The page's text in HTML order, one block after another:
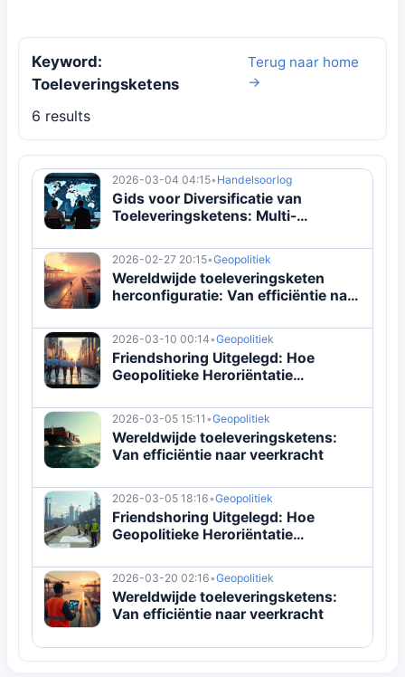
Keyword:
Toeleveringsketens
Terug naar home
→
6 results
2026-03-04 04:15• Handelsoorlog
Gids voor Diversificatie van
Toeleveringsketens: Multi-
2026-02-27 20:15•Geopolitiek
Wereldwijde toeleveringsketen
herconfiguratie: Van efficiëntie naar
2026-03-10 00:14•Geopolitiek
Friendshoring Uitgelegd: Hoe
Geopolitieke Heroriëntatie
2026-03-05 15:11 •Geopolitiek
Wereldwijde toeleveringsketens:
Van efficiëntie naar veerkracht
2026-03-05 18:16•Geopolitiek
Friendshoring Uitgelegd: Hoe
Geopolitieke Heroriëntatie
Vormgeeft
2026-03-20 02:16•Geopolitiek
Wereldwijde toeleveringsketens:
Van efficiëntie naar veerkracht